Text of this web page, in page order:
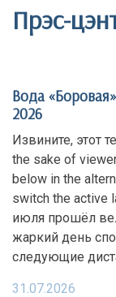
Прэс-
Вода
2026
Извините, этот
the sake of
below in the
switch the active
июля прошёл
жаркий день
следующие
31.07.2026